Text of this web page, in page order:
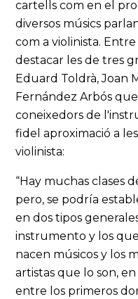
cartells com en el
diversos músics
com a violinista. Entre
destacar les de tres
Eduard Toldrà, Joan
Fernández Arbós
coneixedors de
fidel aproximació a
violinista:
“Hay muchas clases
pero, se podría
en dos tipos
instrumento y los
nacen músicos y los
artistas que lo son,
entre los primeros